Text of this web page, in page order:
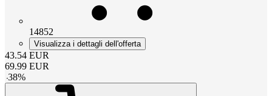
14852
Visualizza i dettagli dell'offerta
43.54 EUR
69.99 EUR
-38%